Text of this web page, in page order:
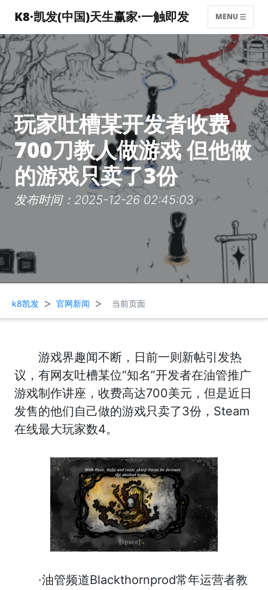
K8·凯发(中国)天生赢家·一触即发 MENU
玩家吐槽某开发者收费
700刀教人做游戏 但他做
的游戏只卖了3份
发布时间：2025-12-26 02:45:03
k8凯发 > 官网新闻 > 当前页面
游戏界趣闻不断，日前一则新帖引发热
议，有网友吐槽某位“知名”开发者在油管推广
游戏制作讲座，收费高达700美元，但是近日
发售的他们自己做的游戏只卖了3份，Steam
在线最大玩家数4。
·油管频道Blackthornprod常年运营者教